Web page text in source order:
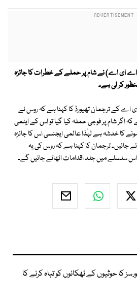
اے ای اے) نے شام پر حملے كے خطرات كا جائزہ
كر لی ہے۔
اے کے ترجمان تھیورڈ کا کہنا ہے کہ روس نے
اگر شام پر فوجی حملہ کیا گیا تو اس کے ایٹمی
کا خدشہ ہے لہٰذا عالمی ایجنسی اس کا جائزہ
جائیں۔ ترجمان کا کہنا ہے کہ روس کی یہ
سلسلے میں جلد اقدامات اٹھائے جائیں گے۔
کا حوثیوں کے ٹھکانوں کو تباہ کرنے کا